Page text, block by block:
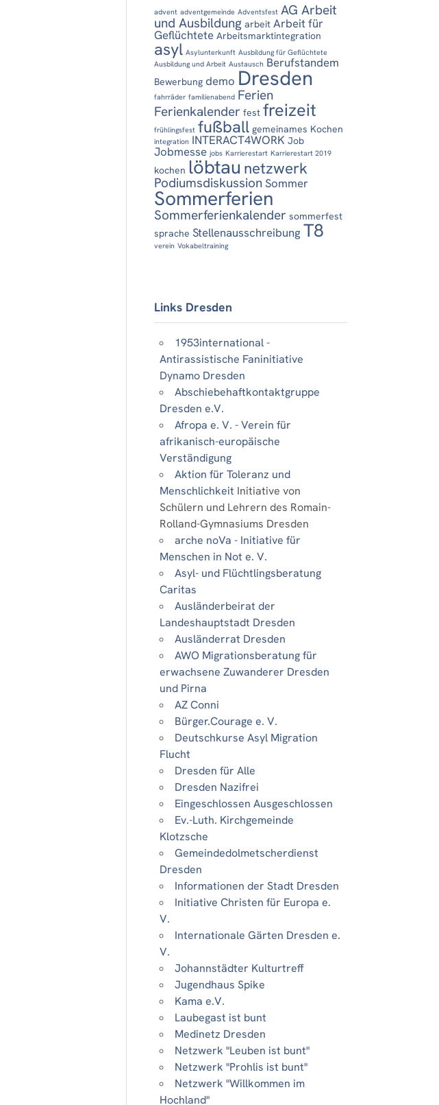
advent adventgemeinde Adventsfest AG Arbeit
und Ausbildung arbeit Arbeit für
Geflüchtete Arbeitsmarktintegration
asyl Asylunterkunft Ausbildung für Geflüchtete
Ausbildung und Arbeit Austausch Berufstandem
Bewerbung demo Dresden
fahrräder familienabend Ferien
Ferienkalender fest freizeit
frühlingsfest fußball gemeinames Kochen
integration INTERACT4WORK Job
Jobmesse jobs Karrierestart Karrierestart 2019
kochen löbtau netzwerk
PodiumsdiskussionSommer
Sommerferien
Sommerferienkalender sommerfest
sprache Stellenausschreibung T8
verein Vokabeltraining
Links Dresden
1953international -
Antirassistische Faninitiative
Dynamo Dresden
Abschiebehaftkontaktgruppe
Dresden e.V.
Afropa e. V. - Verein für
afrikanisch-europäische
Verständigung
Aktion für Toleranz und
Menschlichkeit Initiative von
Schülern und Lehrern des Romain-
Rolland-Gymnasiums Dresden
arche noVa - Initiative für
Menschen in Not e. V.
Asyl- und Flüchtlingsberatung
Caritas
Ausländerbeirat der
Landeshauptstadt Dresden
Ausländerrat Dresden
AWO Migrationsberatung für
erwachsene Zuwanderer Dresden
und Pirna
AZ Conni
Bürger.Courage e. V.
Deutschkurse Asyl Migration
Flucht
Dresden für Alle
Dresden Nazifrei
Eingeschlossen Ausgeschlossen
Ev.-Luth. Kirchgemeinde
Klotzsche
Gemeindedolmetscherdienst
Dresden
Informationen der Stadt Dresden
Initiative Christen für Europa e.
V.
Internationale Gärten Dresden e.
V.
Johannstädter Kulturtreff
Jugendhaus Spike
Kama e.V.
Laubegast ist bunt
Medinetz Dresden
Netzwerk "Leuben ist bunt"
Netzwerk "Prohlis ist bunt"
Netzwerk "Willkommen im
Hochland"